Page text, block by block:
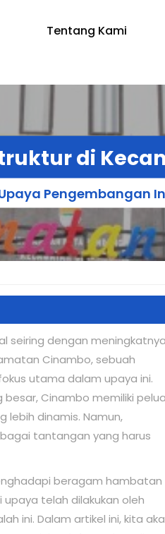
Tentang Kami
di
Pengembangan
seiring dengan meningkatnya
Cinambo, sebuah
utama dalam upaya ini.
Cinambo memiliki
lebih dinamis. Namun,
tantangan yang harus
beragam hambatan
telah dilakukan oleh
ini. Dalam artikel ini, kita